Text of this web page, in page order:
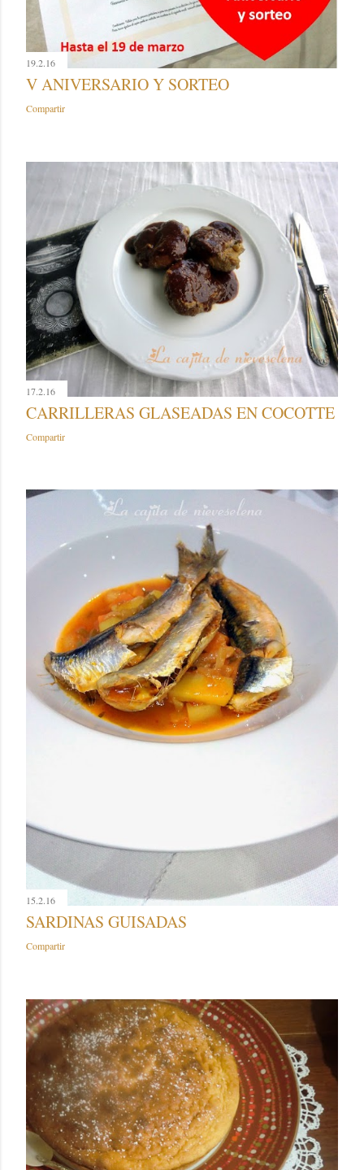
19.2.16
V ANIVERSARIO Y SORTEO
Compartir
17.2.16
CARRILLERAS GLASEADAS EN COCOTTE
Compartir
15.2.16
SARDINAS GUISADAS
Compartir